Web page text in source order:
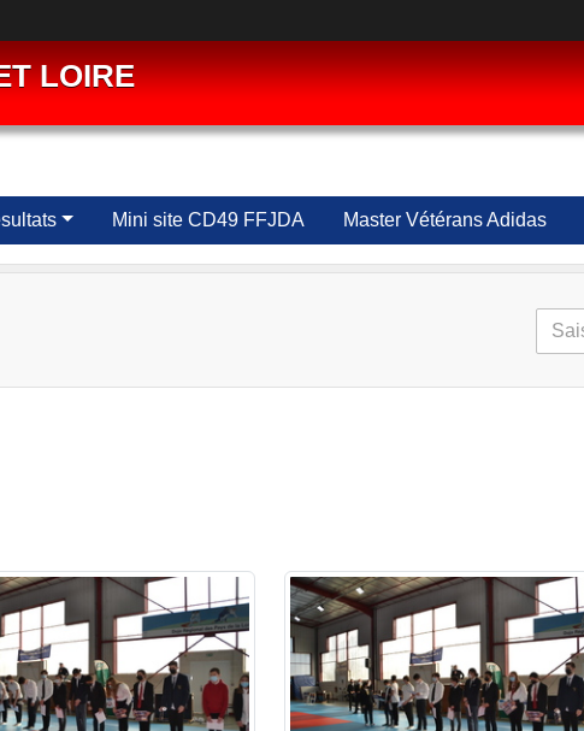
LOIRE
Mini site CD49 FFJDA Master Vétérans Adidas